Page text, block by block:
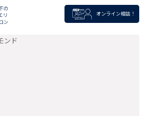
の
リ
ン
オンライン相談！